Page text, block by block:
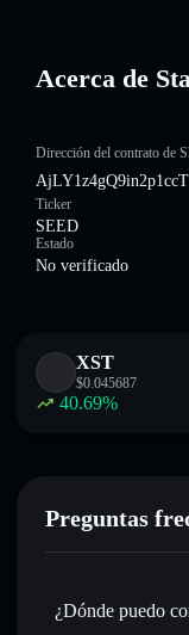
Acerca de
Dirección del contrato de
Ticker
SEED
Estado
No verificado
XST
$0.045687
40.69%
Preguntas
¿Dónde puedo